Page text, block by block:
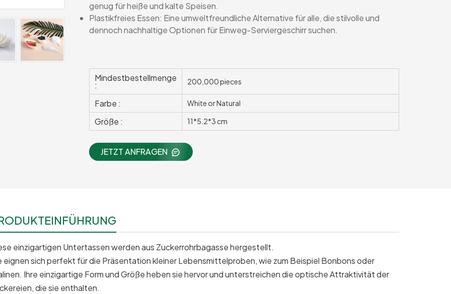
genug für heiße und kalte Speisen.
Plastikfreies Essen: Eine umweltfreundliche Alternative für alle, die stilvolle und
dennoch nachhaltige Optionen für Einweg-Serviergeschirr suchen.
Mindestbestellmenge
: 200,000 pieces
Farbe : White or Natural
Größe : 11*5.2*3 cm
JETZT ANFRAGEN
einzigartigen Untertassen werden aus Zuckerrohrbagasse hergestellt.
eignen sich perfekt für die Präsentation kleiner Lebensmittelproben, wie zum Beispiel Bonbons oder
Ihre einzigartige Form und Größe heben sie hervor und unterstreichen die optische Attraktivität der
die sie enthalten.